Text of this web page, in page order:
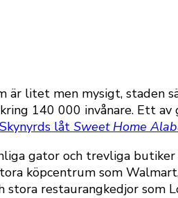
är litet men mysigt, staden
140 000 invånare. Ett
låt Sweet Home
gator och trevliga
köpcentrum som
stora restaurangkedjor som